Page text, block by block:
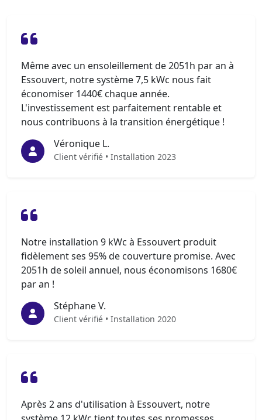
Même avec un ensoleillement de 2051h par an à
Essouvert, notre système 7,5 kWc nous fait
économiser 1440€ chaque année.
L'investissement est parfaitement rentable et
nous contribuons à la transition énergétique !
Véronique L.
Client vérifié • Installation 2023
Notre installation 9 kWc à Essouvert produit
fidèlement ses 95% de couverture promise. Avec
2051h de soleil annuel, nous économisons 1680€
par an !
Stéphane V.
Client vérifié • Installation 2020
Après 2 ans d'utilisation à Essouvert, notre